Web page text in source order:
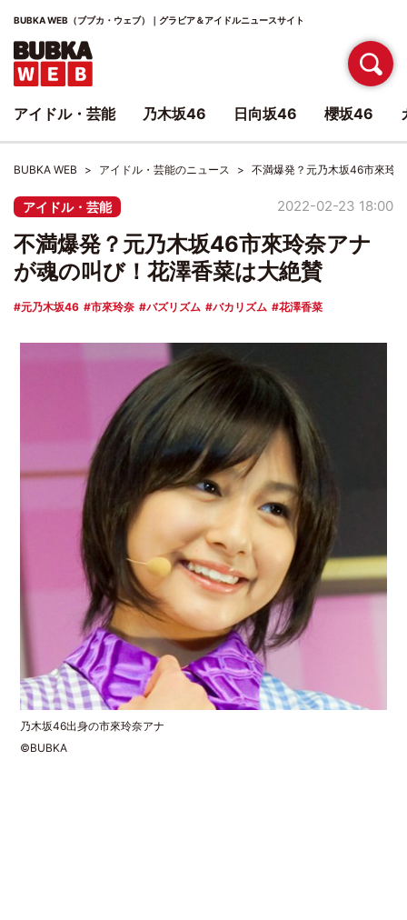
BUBKA WEB（ブブカ・ウェブ）｜グラビア＆アイドルニュースサイト
BUBKA WEB アイドル・芸能のニュース 不満爆発？元乃木坂46市來玲
アイドル・芸能 2022-02-23 18:00
不満爆発？元乃木坂46市來玲奈アナ
が魂の叫び！花澤香菜は大絶賛
元乃木坂46 市來玲奈 バズリズム バカリズム 花澤香菜
乃木坂46出身の市來玲奈アナ
©BUBKA
アイドル・芸能 乃木坂46 日向坂46 櫻坂46